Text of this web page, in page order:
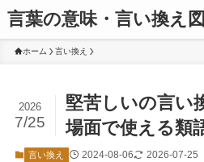
言葉の意味・言い換え
ホーム 言い換え
堅苦しいの言い
場面で使える類
2026
7/25
言い換え 2024-08-06 2026-07-25